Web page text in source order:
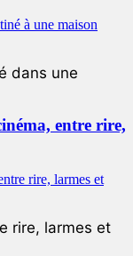
dans une
entre rire,
rire, larmes et